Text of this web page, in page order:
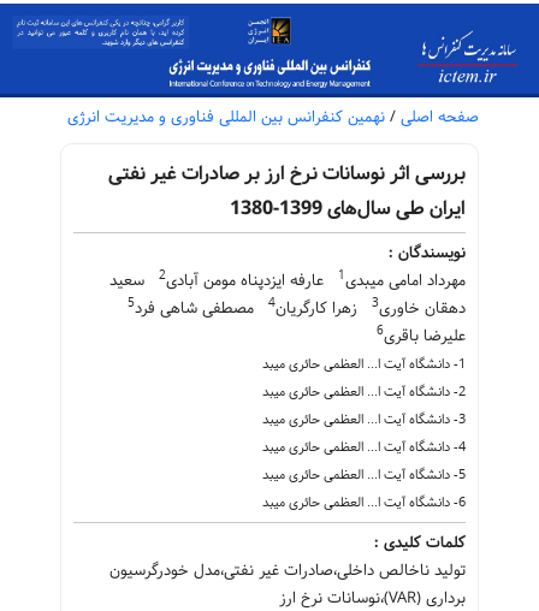
صفحه اصلی / نهمین کنفرانس بین المللی فناوری و مدیریت انرژی
بررسی اثر نوسانات نرخ ارز بر صادرات غیر نفتی
ایران طی سال‌های 1399-1380
نویسندگان :
مهرداد امامی میبدی1 عارفه ایزدپناه مومن آبادی2
سعید
دهقان خاوری3 زهرا کارگریان4 مصطفی شاهی فرد5
علیرضا باقری6
1- دانشگاه آیت ا... العظمی حائری میبد
2- دانشگاه آیت ا... العظمی حائری میبد
3- دانشگاه آیت ا... العظمی حائری میبد
4- دانشگاه آیت ا... العظمی حائری میبد
5- دانشگاه آیت ا... العظمی حائری میبد
6- دانشگاه آیت ا... العظمی حائری میبد
کلمات کلیدی :
تولید ناخالص داخلی،صادرات غیر نفتی،مدل خودرگرسیون
برداری (VAR)،نوسانات نرخ ارز